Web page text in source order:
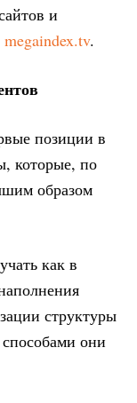
и
megaindex.tv.
позиции в
которые, по
образом
как в
структуры
они